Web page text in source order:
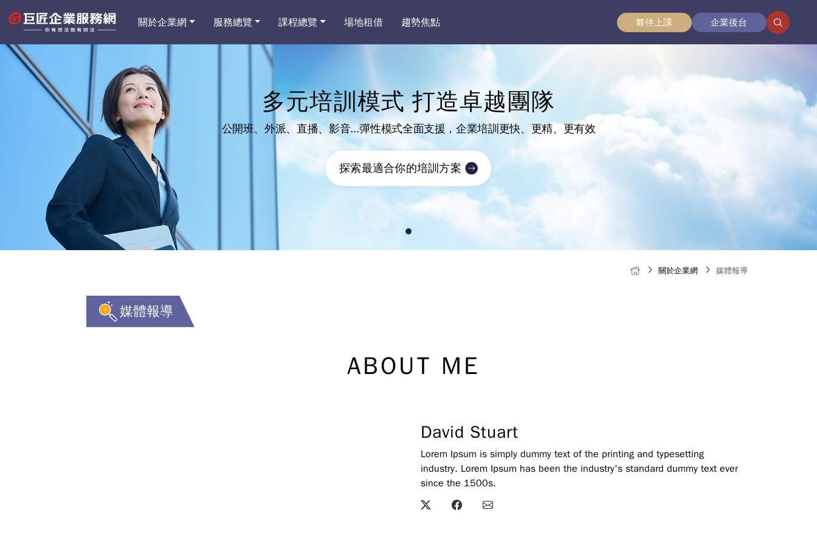
關於企業網 服務總覽 課程總覽 場地租借 趨勢焦點 夥伴上課 企業後台
多元培訓模式打造卓越團隊
公開班、外派、直播、影音...彈性模式全面支援，企業培訓更快、更精、更有效
探索最適合你的培訓方案
關於企業網 媒體報導
媒體報導
ABOUT ME
David Stuart
Lorem Ipsum is simply dummy text of the printing and typesetting
industry. Lorem Ipsum has been the industry's standard dummy text ever
since the 1500s.